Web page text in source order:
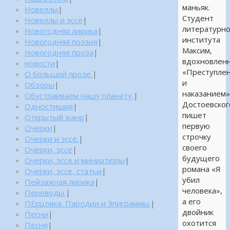
маньяк.
Студент
института
Максим,
и
наказанием»
пишет
первую
строчку
своего
будущего
романа «Я
убил
человека»,
а его
двойник
охотится
Новеллы |
Новеллы и эссе |
Новогодняя лирика |
Новогодняя поэзия |
Новогодняя проза |
новости |
О большой прозе. |
Обзоры |
Обустраиваем нашу планету. |
Одностишия |
Открытый жанр |
Очерки |
Очерки и эссе. |
Очерки, эссе |
Очерки, эссе и миниатюры |
Очерки, эссе, статьи |
Пейзажная лирика |
Переводы. |
ПЕрцовка. Пародии и Эпиграммы. |
Песни |
Песня |